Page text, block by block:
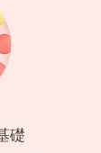
礎